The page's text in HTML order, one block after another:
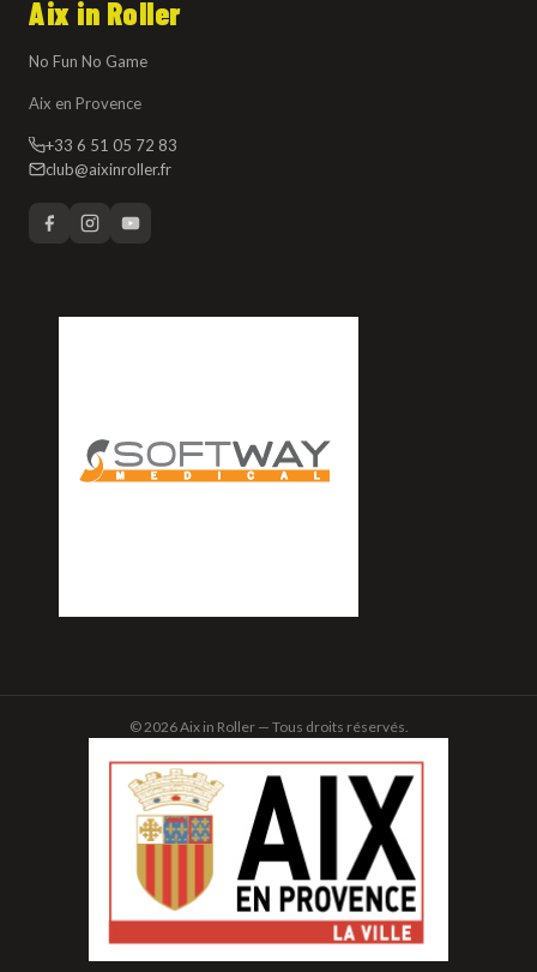
Aix in Roller
No Fun No Game
Aix en Provence
+33 6 51 05 72 83
club@aixinroller.fr
© 2026 Aix in Roller — Tous droits réservés.